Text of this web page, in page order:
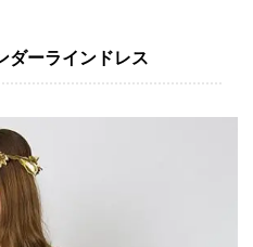
ダーラインドレス